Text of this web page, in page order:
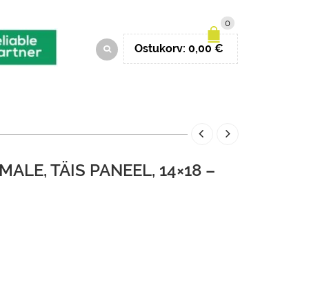
0
Ostukorv: 0,00 €
TÄIS PANEEL, 14×18 –